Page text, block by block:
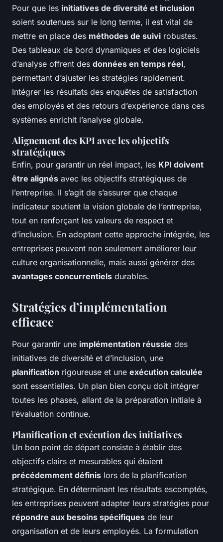
Pour que les initiatives de diversité et inclusion
soient soutenues sur le long terme, il est vital de
mettre en place des méthodes de suivi robustes.
Des tableaux de bord dynamiques et des logiciels
d’analyse offrent des données en temps réel,
permettant d’ajuster les stratégies rapidement.
Intégrer les résultats des enquêtes de satisfaction
des employés et des retours d’expérience dans ces
systèmes enrichit l’analyse globale.
Alignement des KPI avec les objectifs
stratégiques
Enfin, pour garantir un réel impact, les KPI doivent
être alignés avec les objectifs stratégiques de
l’entreprise. Il s’agit de s’assurer que chaque
indicateur soutient la vision globale de l’entreprise,
tout en renforçant les valeurs de respect et
d’inclusion. En adoptant cette approche intégrée, les
entreprises peuvent non seulement améliorer leur
culture organisationnelle, mais aussi générer des
avantages concurrentiels durables.
Stratégies d’implémentation
efficace
Pour garantir une implémentation réussie des
initiatives de diversité et d’inclusion, une
planification rigoureuse et une exécution calculée
sont essentielles. Un plan bien conçu doit intégrer
toutes les phases, allant de la préparation initiale à
l’évaluation continue.
Planification et exécution des initiatives
Un bon point de départ consiste à établir des
objectifs clairs et mesurables qui étaient
précédemment définis lors de la planification
stratégique. En déterminant les résultats escomptés,
les entreprises peuvent adapter leurs stratégies pour
répondre aux besoins spécifiques de leur
organisation et de leurs employés. La formulation